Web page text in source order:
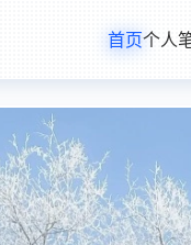
首页个人